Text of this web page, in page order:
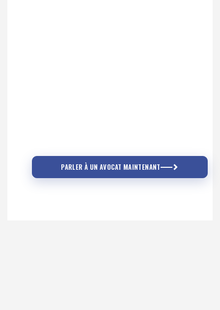
PARLER À UN AVOCAT MAINTENANT